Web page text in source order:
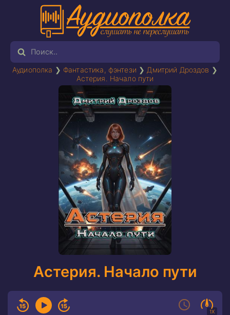
Аудиополка ❯ Фантастика, фэнтези ❯ Дмитрий Дроздов ❯
Астерия. Начало пути
Астерия. Начало пути
1X